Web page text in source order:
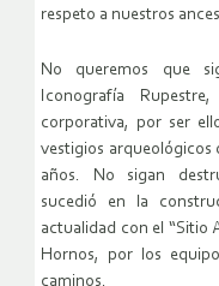
respeto a nuestros
No queremos que
Iconografía
corporativa, por ser
vestigios arqueológicos
años. No sigan
sucedió en la
actualidad con el “Sitio
Hornos, por los
caminos.